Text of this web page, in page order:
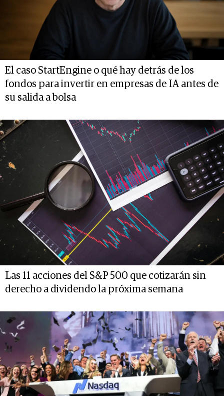
El caso StartEngine o qué hay detrás de los
fondos para invertir en empresas de IA antes de
su salida a bolsa
Las 11 acciones del S&P 500 que cotizarán sin
derecho a dividendo la próxima semana